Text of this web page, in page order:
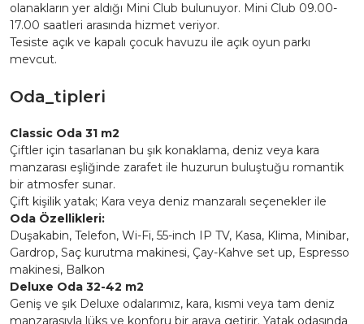
olanakların yer aldığı Mini Club bulunuyor. Mini Club 09.00-
17.00 saatleri arasında hizmet veriyor.
Tesiste açık ve kapalı çocuk havuzu ile açık oyun parkı
mevcut.
Oda_tipleri
Classic Oda 31 m2
Çiftler için tasarlanan bu şık konaklama, deniz veya kara
manzarası eşliğinde zarafet ile huzurun buluştuğu romantik
bir atmosfer sunar.
Çift kişilik yatak; Kara veya deniz manzaralı seçenekler ile
Oda Özellikleri:
Duşakabin, Telefon, Wi-Fi, 55-inch IP TV, Kasa, Klima, Minibar,
Gardrop, Saç kurutma makinesi, Çay-Kahve set up, Espresso
makinesi, Balkon
Deluxe Oda 32-42 m2
Geniş ve şık Deluxe odalarımız, kara, kısmi veya tam deniz
manzarasıyla lüks ve konforu bir araya getirir. Yatak odasında